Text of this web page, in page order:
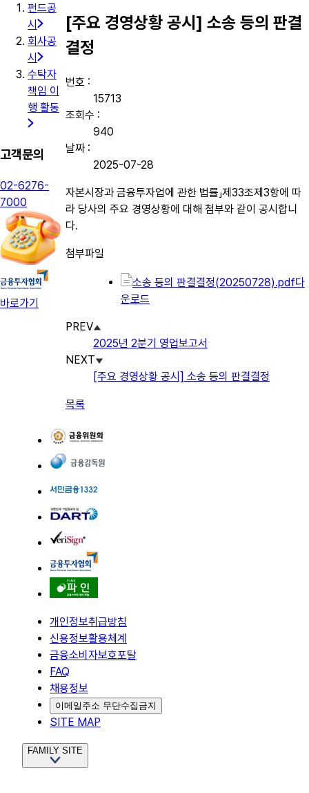
펀드공
시
회사공
시
수탁자
책임 이
행 활동
고객문의
02-6276-
7000
바로가기
[주요 경영상황 공시] 소송 등의 판결
결정
번호 :
15713
조회수 :
940
날짜 :
2025-07-28
자본시장과 금융투자업에 관한 법률」제33조제3항에 따
라 당사의 주요 경영상황에 대해 첨부와 같이 공시합니
다.
첨부파일
소송 등의 판결결정(20250728).pdf다
운로드
PREV
2025년 2분기 영업보고서
NEXT
[주요 경영상황 공시] 소송 등의 판결결정
목록
개인정보취급방침
신용정보활용체계
금융소비자보호포탈
FAQ
채용정보
이메일주소 무단수집금지
SITE MAP
FAMILY SITE